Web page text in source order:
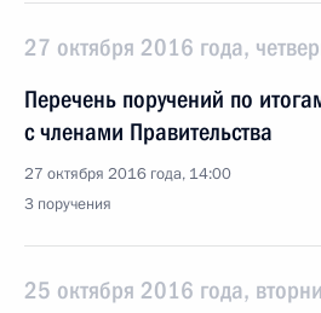
27 октября 2016 года,
Перечень поручений по
с членами Правительства
27 октября 2016 года, 14:00
3 поручения
25 октября 2016 года,